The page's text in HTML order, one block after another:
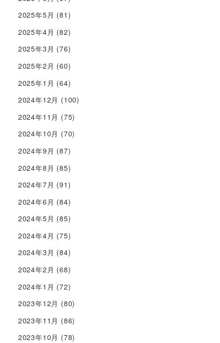
2025年5月 (81)
2025年4月 (82)
2025年3月 (76)
2025年2月 (60)
2025年1月 (64)
2024年12月 (100)
2024年11月 (75)
2024年10月 (70)
2024年9月 (87)
2024年8月 (85)
2024年7月 (91)
2024年6月 (84)
2024年5月 (85)
2024年4月 (75)
2024年3月 (84)
2024年2月 (68)
2024年1月 (72)
2023年12月 (80)
2023年11月 (86)
2023年10月 (78)